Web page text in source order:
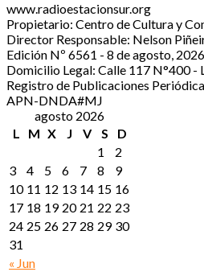
www.radioestacionsur.org
Propietario: Centro de Cultura y
Director Responsable: Nelson
Edición Nº 6561 - 8 de agosto, 2026
Domicilio Legal: Calle 117 N°400 -
Registro de Publicaciones
APN-DNDA#MJ
agosto 2026
L
M X J V S D
« Jun
1
2
3
4 5 6 7 8
9
10 11 12 13 14 15 16
17 18 19 20 21 22 23
24 25 26 27 28 29 30
31